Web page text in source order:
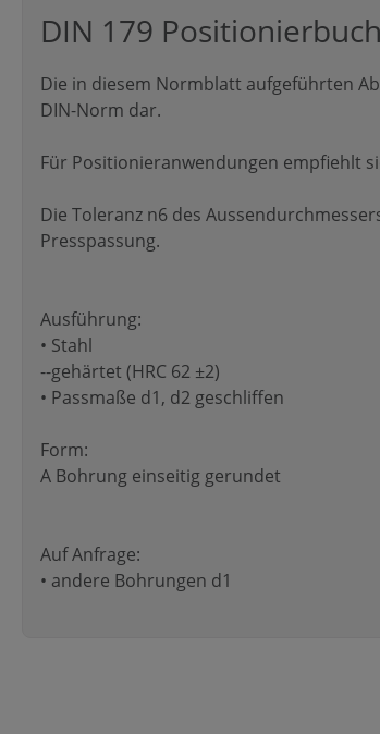
DIN 179
Die in diesem Normblatt aufgeführten
DIN-Norm dar.
Für Positionieranwendungen empfiehlt
Die Toleranz n6 des
Presspassung.
Ausführung:
• Stahl
--gehärtet (HRC 62 ±2)
• Passmaße d1, d2 geschliffen
Form:
A Bohrung einseitig gerundet
Auf Anfrage:
• andere Bohrungen d1